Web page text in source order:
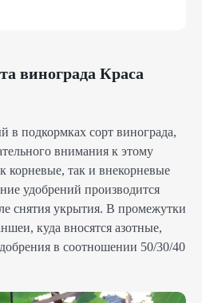
винограда Краса
в подкормках сорт винограда,
внимания к этому
корневые, так и внекорневые
удобрений производится
снятия укрытия. В промежутки
куда вносятся азотные,
в соотношении 50/30/40